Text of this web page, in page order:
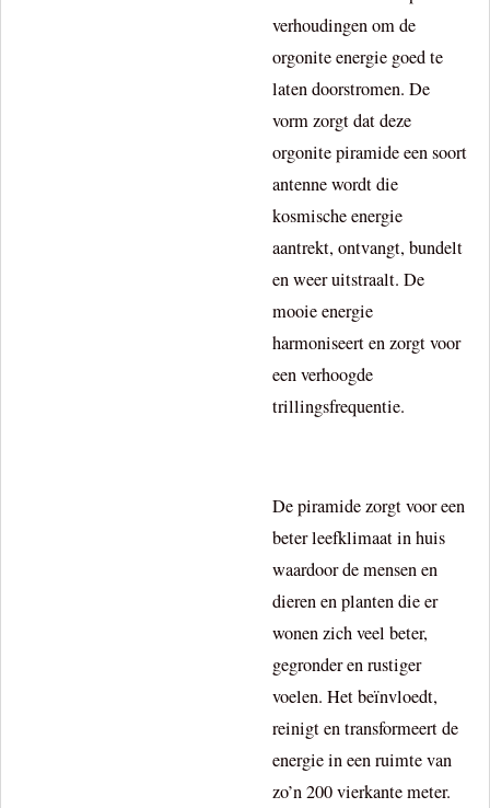
verhoudingen om de
orgonite energie goed te
laten doorstromen. De
vorm zorgt dat deze
orgonite piramide een soort
antenne wordt die
kosmische energie
aantrekt, ontvangt, bundelt
en weer uitstraalt. De
mooie energie
harmoniseert en zorgt voor
een verhoogde
trillingsfrequentie.
De piramide zorgt voor een
beter leefklimaat in huis
waardoor de mensen en
dieren en planten die er
wonen zich veel beter,
gegronder en rustiger
voelen. Het beïnvloedt,
reinigt en transformeert de
energie in een ruimte van
zo’n 200 vierkante meter.